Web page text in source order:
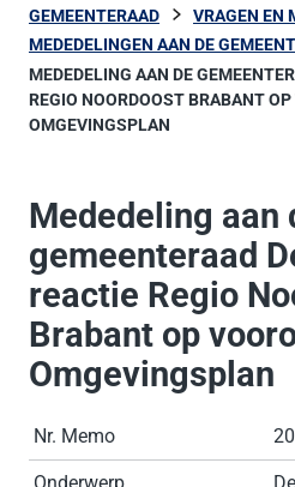
GEMEENTERAAD
VRAGEN EN
MEDEDELINGEN AAN DE
MEDEDELING AAN DE
REGIO NOORDOOST BRABANT
OMGEVINGSPLAN
Mededeling aan
gemeenteraad
reactie Regio
Brabant op
Omgevingsplan
Nr. Memo